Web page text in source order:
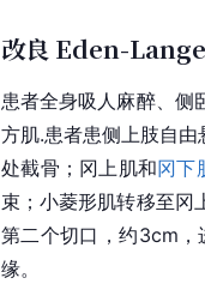
改良 Eden-
患者全身吸人麻醉、侧
方肌.患者患侧上肢自
处截骨；冈上肌和冈下
束；小菱形肌转移至冈
第二个切口，约3cm，
缘。